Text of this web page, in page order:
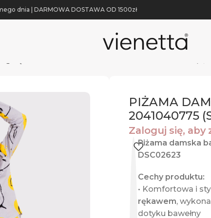
dnia | DARMOWA DOSTAWA OD 1500zł
PIŻAMA
2041040775
Zaloguj się, aby
Piżama damska
DSC02623
Cechy produktu:
• Komfortowa i
rękawem,
dotyku bawełny